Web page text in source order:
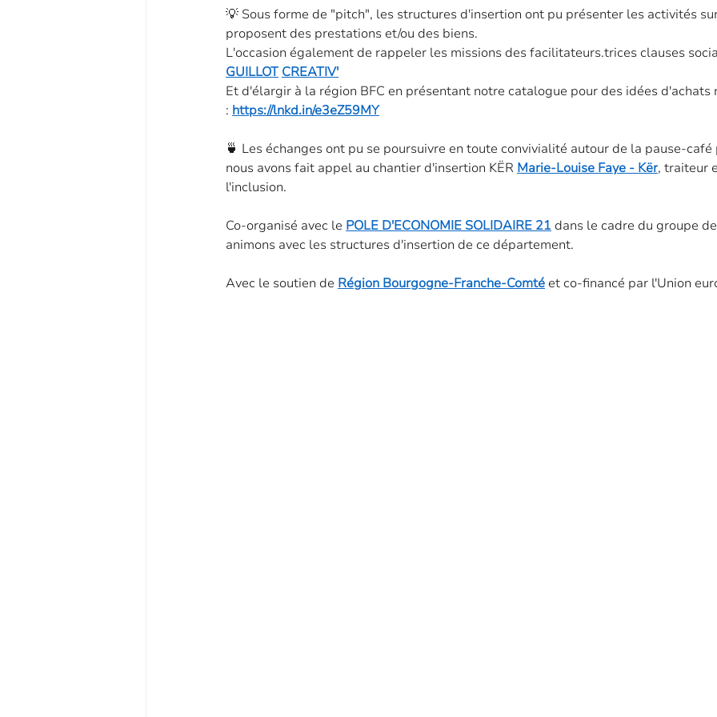
💡 Sous forme de "pitch", les structures d'insertion ont pu présenter les activités
proposent des prestations et/ou des biens.
L'occasion également de rappeler les missions des facilitateurs.trices clauses
GUILLOT CREATIV'
Et d'élargir à la région BFC en présentant notre catalogue pour des idées
: https://lnkd.in/e3eZ59MY
🍵 Les échanges ont pu se poursuivre en toute convivialité autour de la pause-
nous avons fait appel au chantier d'insertion KËR Marie-Louise Faye - Kër, traiteur
l'inclusion.
Co-organisé avec le POLE D'ECONOMIE SOLIDAIRE 21 dans le cadre du groupe
animons avec les structures d'insertion de ce département.
Avec le soutien de Région Bourgogne-Franche-Comté et co-financé par l'Union